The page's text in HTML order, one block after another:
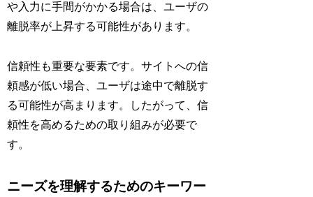
や入力に手間がかかる場合は、ユーザの
離脱率が上昇する可能性があります。
信頼性も重要な要素です。サイトへの信
頼感が低い場合、ユーザは途中で離脱す
る可能性が高まります。したがって、信
頼性を高めるための取り組みが必要で
す。
ニーズを理解するためのキーワー